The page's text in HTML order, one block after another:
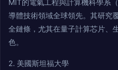
MIT的電氣工程與計算機科學系
導體技術領域全球領先。其研究
全鏈條，尤其在量子計算芯片、
色。
2. 美國斯坦福大學